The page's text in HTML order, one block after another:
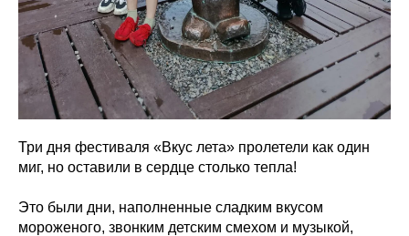
Три дня фестиваля «Вкус лета» пролетели как один
миг, но оставили в сердце столько тепла!
Это были дни, наполненные сладким вкусом
мороженого, звонким детским смехом и музыкой,